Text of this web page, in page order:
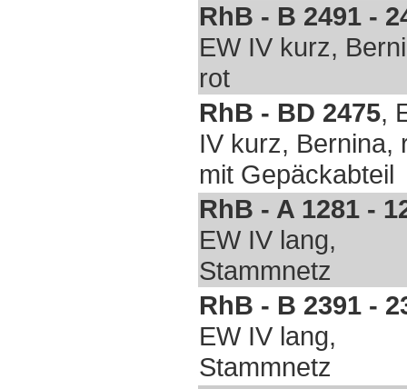
RhB - B 2491 -
EW IV kurz,
rot
RhB - BD 2475,
IV kurz, Bernina,
mit Gepäckabteil
RhB - A 1281 -
EW IV lang,
Stammnetz
RhB - B 2391 -
EW IV lang,
Stammnetz